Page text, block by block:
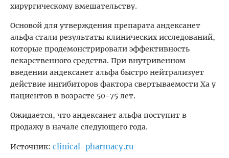
хирургическому вмешательству.
Основой для утверждения препарата андексанет
альфа стали результаты клинических исследований,
которые продемонстрировали эффективность
лекарственного средства. При внутривенном
введении андексанет альфа быстро нейтрализует
действие ингибиторов фактора свертываемости Ха у
пациентов в возрасте 50-75 лет.
Ожидается, что андексанет альфа поступит в
продажу в начале следующего года.
Источник: clinical-pharmacy.ru